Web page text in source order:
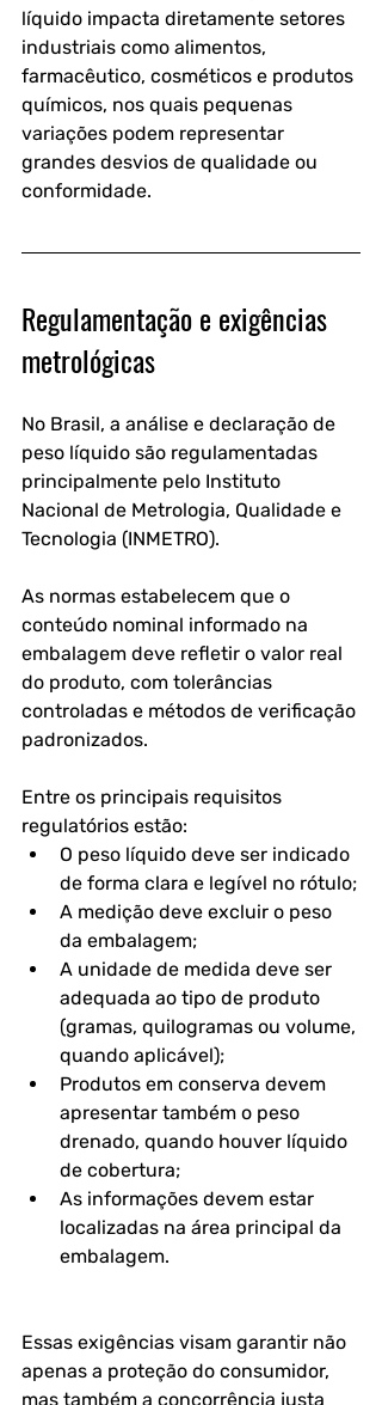
líquido impacta diretamente setores
industriais como alimentos,
farmacêutico, cosméticos e produtos
químicos, nos quais pequenas
variações podem representar
grandes desvios de qualidade ou
conformidade.
Regulamentação e exigências
metrológicas
No Brasil, a análise e declaração de
peso líquido são regulamentadas
principalmente pelo Instituto
Nacional de Metrologia, Qualidade e
Tecnologia (INMETRO).
As normas estabelecem que o
conteúdo nominal informado na
embalagem deve refletir o valor real
do produto, com tolerâncias
controladas e métodos de verificação
padronizados.
Entre os principais requisitos
regulatórios estão:
O peso líquido deve ser indicado
de forma clara e legível no rótulo;
A medição deve excluir o peso
da embalagem;
A unidade de medida deve ser
adequada ao tipo de produto
(gramas, quilogramas ou volume,
quando aplicável);
Produtos em conserva devem
apresentar também o peso
drenado, quando houver líquido
de cobertura;
As informações devem estar
localizadas na área principal da
embalagem.
Essas exigências visam garantir não
apenas a proteção do consumidor,
mas também a concorrência justa